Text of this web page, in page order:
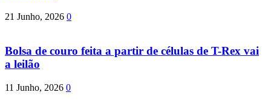
21 Junho, 2026 0
Bolsa de couro feita a partir de células de T-Rex vai
a leilão
11 Junho, 2026 0